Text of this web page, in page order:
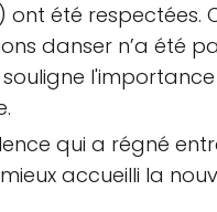
ont été
danser n’a été
qui a régné
accueilli la